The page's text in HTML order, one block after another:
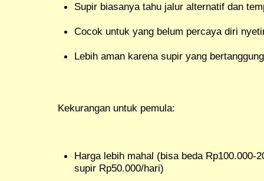
Supir biasanya tahu jalur alternatif dan
Cocok untuk yang belum percaya diri
Lebih aman karena supir yang
Kekurangan untuk pemula:
Harga lebih mahal (bisa beda Rp100.000-
supir Rp50.000/hari)